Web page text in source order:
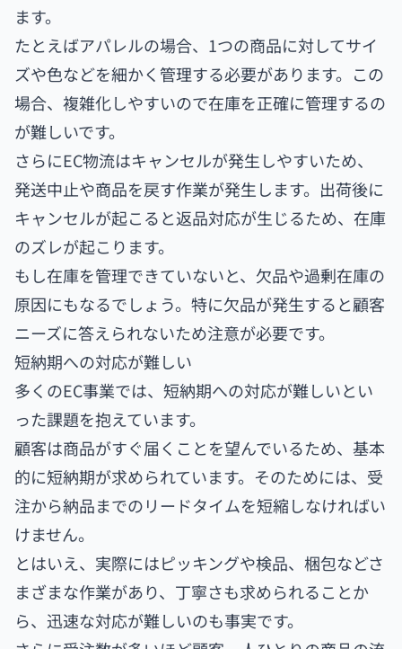
ます。
たとえばアパレルの場合、1つの商品に対してサイ
ズや色などを細かく管理する必要があります。この
場合、複雑化しやすいので在庫を正確に管理するの
が難しいです。
さらにEC物流はキャンセルが発生しやすいため、
発送中止や商品を戻す作業が発生します。出荷後に
キャンセルが起こると返品対応が生じるため、在庫
のズレが起こります。
もし在庫を管理できていないと、欠品や過剰在庫の
原因にもなるでしょう。特に欠品が発生すると顧客
ニーズに答えられないため注意が必要です。
短納期への対応が難しい
多くのEC事業では、短納期への対応が難しいとい
った課題を抱えています。
顧客は商品がすぐ届くことを望んでいるため、基本
的に短納期が求められています。そのためには、受
注から納品までのリードタイムを短縮しなければい
けません。
とはいえ、実際にはピッキングや検品、梱包などさ
まざまな作業があり、丁寧さも求められることか
ら、迅速な対応が難しいのも事実です。